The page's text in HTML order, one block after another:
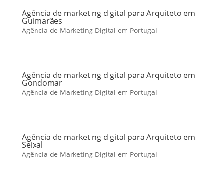
Agência de marketing digital para Arquiteto em
Guimarães
Agência de Marketing Digital em Portugal
Agência de marketing digital para Arquiteto em
Gondomar
Agência de Marketing Digital em Portugal
Agência de marketing digital para Arquiteto em
Seixal
Agência de Marketing Digital em Portugal